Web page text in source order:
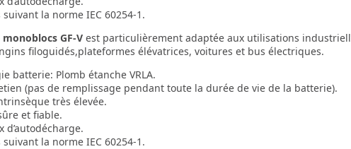
suivant la norme IEC 60254-1.
GF-V est particulièrement adaptée aux utilisations
filoguidés,plateformes élévatrices, voitures et bus électriques.
batterie: Plomb étanche VRLA.
(pas de remplissage pendant toute la durée de vie de la batterie).
très élevée.
et fiable.
d’autodécharge.
suivant la norme IEC 60254-1.